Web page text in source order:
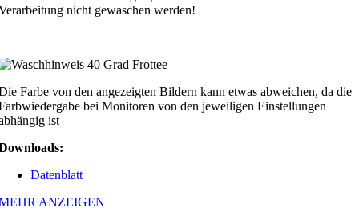
nicht gewaschen werden!
Farbe von den angezeigten Bildern kann etwas abweichen, da die
bei Monitoren von den jeweiligen Einstellungen
ist
Datenblatt
ANZEIGEN